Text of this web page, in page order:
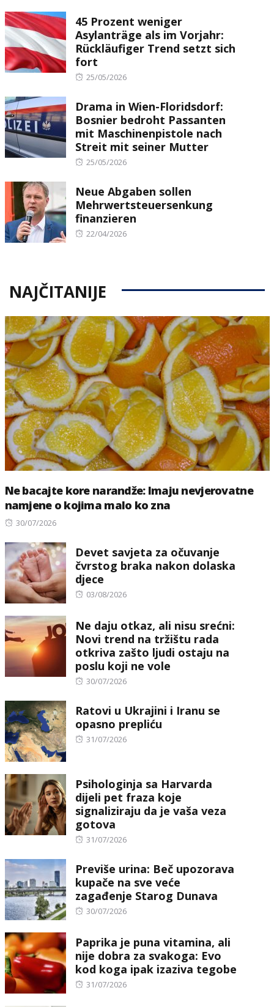
45 Prozent weniger
Asylanträge als im Vorjahr:
Rückläufiger Trend setzt sich
fort
Posted
25/05/2026
Drama in Wien-Floridsdorf:
Bosnier bedroht Passanten
mit Maschinenpistole nach
Streit mit seiner Mutter
Posted
25/05/2026
Neue Abgaben sollen
Mehrwertsteuersenkung
finanzieren
Posted
22/04/2026
NAJČITANIJE
Ne bacajte kore narandže: Imaju nevjerovatne
namjene o kojima malo ko zna
Posted
30/07/2026
Devet savjeta za očuvanje
čvrstog braka nakon dolaska
djece
Posted
03/08/2026
Ne daju otkaz, ali nisu srećni:
Novi trend na tržištu rada
otkriva zašto ljudi ostaju na
poslu koji ne vole
Posted
30/07/2026
Ratovi u Ukrajini i Iranu se
opasno prepliću
Posted
31/07/2026
Psihologinja sa Harvarda
dijeli pet fraza koje
signaliziraju da je vaša veza
gotova
Posted
31/07/2026
Previše urina: Beč upozorava
kupače na sve veće
zagađenje Starog Dunava
Posted
30/07/2026
Paprika je puna vitamina, ali
nije dobra za svakoga: Evo
kod koga ipak izaziva tegobe
Posted
31/07/2026